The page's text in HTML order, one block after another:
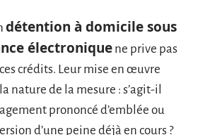
détention à domicile sous
électronique ne prive pas
crédits. Leur mise en œuvre
nature de la mesure : s’agit-il
prononcé d’emblée ou
d’une peine déjà en cours ?